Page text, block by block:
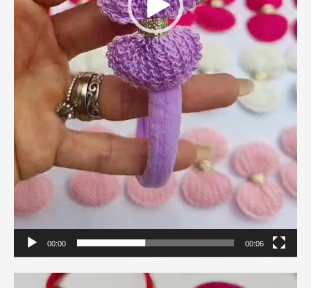
00:00 00:06
Tocador